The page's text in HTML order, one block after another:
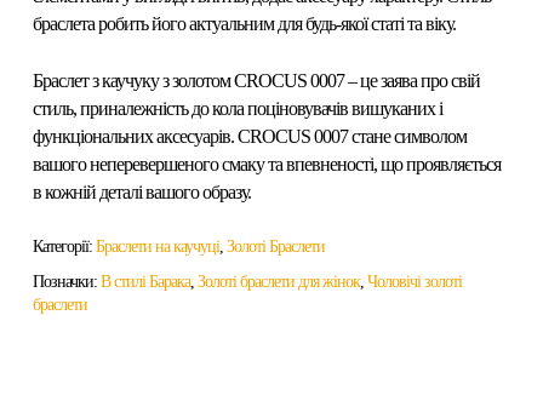
браслета робить його актуальним для будь-якої статі та віку.
Браслет з каучуку з золотом CROCUS 0007– це заява про свій
стиль, приналежність до кола поціновувачів вишуканих і
функціональних аксесуарів. CROCUS 0007 стане символом
вашого неперевершеного смаку та впевненості, що проявляється
в кожній деталі вашого образу.
Категорії: Браслети на каучуці, Золоті Браслети
Позначки: В стилі Барака, Золоті браслети для жінок, Чоловічі золоті
браслети